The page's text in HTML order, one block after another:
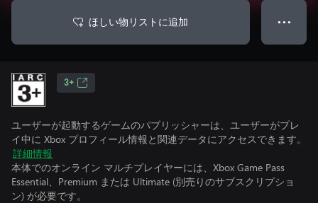
ほしい物リストに追加 ● ● ●
3+
ユーザーが起動するゲームのパブリッシャーは、ユーザーがプレ
イ中に Xbox プロフィール情報と関連データにアクセスできます。
詳細情報
本体でのオンライン マルチプレイヤーには、Xbox Game Pass
Essential、Premium または Ultimate (別売りのサブスクリプショ
ン) が必要です。